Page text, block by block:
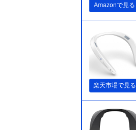
Amazonで見る
楽天市場で見る